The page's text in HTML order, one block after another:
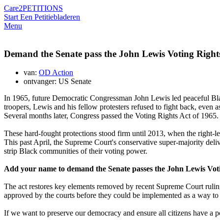
Care2PETITIONS
Start Een Petitiebladeren
Menu
Demand the Senate pass the John Lewis Voting
van: OD Action
ontvanger: US Senate
In 1965, future Democratic Congressman John Lewis led peaceful
troopers, Lewis and his fellow protesters refused to fight back, even
Several months later, Congress passed the Voting Rights Act of 1965.
These hard-fought protections stood firm until 2013, when the right-
This past April, the Supreme Court's conservative super-majority
strip Black communities of their voting power.
Add your name to demand the Senate passes the John Lewis
The act restores key elements removed by recent Supreme Court
approved by the courts before they could be implemented as a
If we want to preserve our democracy and ensure all citizens have